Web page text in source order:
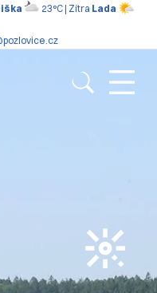
23°C | Zítra Lada